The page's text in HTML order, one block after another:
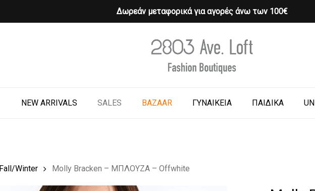
Δωρεάν μεταφορικά για αγορές άνω των 100€
Hit enter to search or ESC to close
NEW ARRIVALS SALES BAZAAR ΓΥΝΑΙΚΕΙΑ ΠΑΙΔΙΚΑ
Cart
Fall/Winter Molly Bracken – ΜΠΛΟΥΖΑ – Offwhite